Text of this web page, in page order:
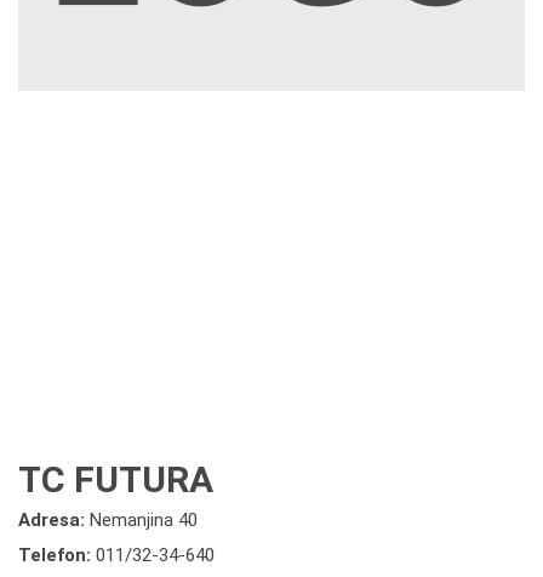
TC FUTURA
Adresa: Nemanjina 40
Telefon: 011/32-34-640